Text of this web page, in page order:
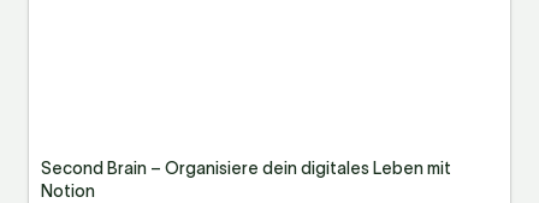
Second Brain – Organisiere dein digitales Leben mit
Notion